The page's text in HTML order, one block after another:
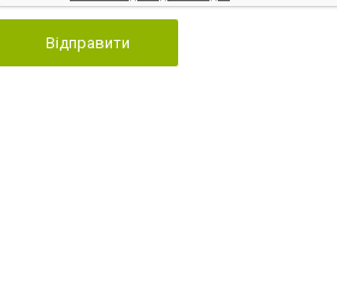
Відправити